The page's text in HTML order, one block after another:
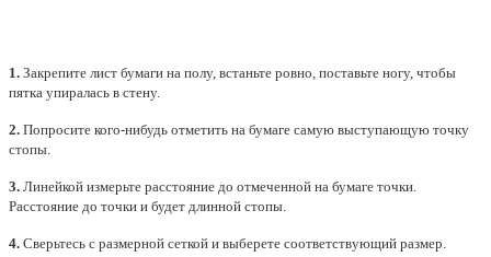
1. Закрепите лист бумаги на полу, встаньте ровно, поставьте ногу, чтобы
пятка упиралась в стену.
2. Попросите кого-нибудь отметить на бумаге самую выступающую точку
стопы.
3. Линейкой измерьте расстояние до отмеченной на бумаге точки.
Расстояние до точки и будет длинной стопы.
4. Сверьтесь с размерной сеткой и выберете соответствующий размер.